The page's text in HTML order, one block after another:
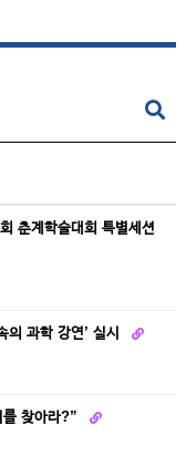
춘계학술대회 특별세션
의 과학 강연’ 실시
찾아라?”